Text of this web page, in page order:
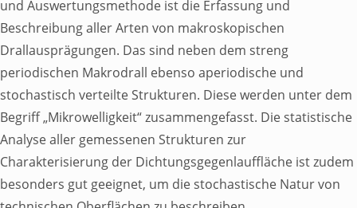
und Auswertungsmethode ist die Erfassung und
Beschreibung aller Arten von makroskopischen
Drallausprägungen. Das sind neben dem streng
periodischen Makrodrall ebenso aperiodische und
stochastisch verteilte Strukturen. Diese werden unter dem
Begriff „Mikrowelligkeit“ zusammengefasst. Die statistische
Analyse aller gemessenen Strukturen zur
Charakterisierung der Dichtungsgegenlauffläche ist zudem
besonders gut geeignet, um die stochastische Natur von
NEXTLUB
Informationstagung
Service
Toggle Submenu